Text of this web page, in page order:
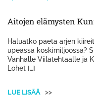
Aitojen elämysten
Haluatko paeta arjen
upeassa koskimiljöössä?
Vanhalle Viilatehtaalle ja
Lohet […]
LUE LISÄÄ >>